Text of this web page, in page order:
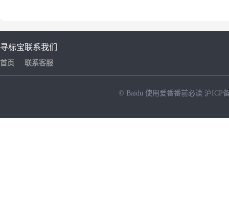
寻标宝
首页
联系我们
联系客服
© Baidu 使用爱番番前必读 沪ICP